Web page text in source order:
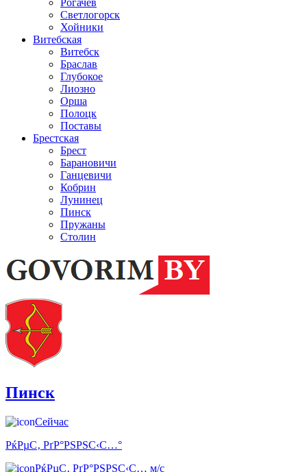
Светлогорск
Хойники
Витебская
Витебск
Браслав
Глубокое
Лиозно
Орша
Полоцк
Поставы
Брестская
Брест
Барановичи
Ганцевичи
Кобрин
Лунинец
Пинск
Пружаны
Столин
Пинск
Сейчас
РќРµС‚ РґР°РЅРЅС‹С…°
РќРµС‚ РґР°РЅРЅС‹С… м/с